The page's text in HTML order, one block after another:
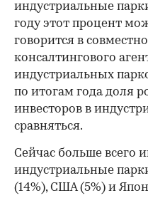
индустриальные
году этот процент
говорится в
консалтингового
индустриальных
по итогам года доля
инвесторов в
сравняться.
Сейчас больше всего
индустриальные
(14%), США (5%) и